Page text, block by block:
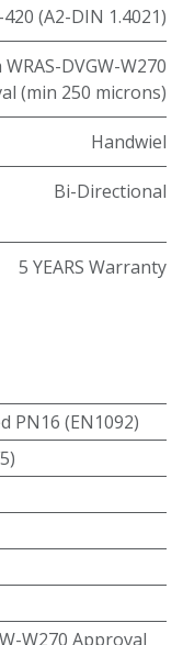
420 (A2-DIN 1.4021)
DVGW-W270
(min 250 microns)
Handwiel
Bi-Directional
5 YEARS Warranty
PN16 (EN1092)
W270 Approval